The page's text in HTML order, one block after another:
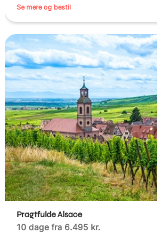
Se mere og bestil
Pragtfulde Alsace
10 dage fra 6.495 kr.